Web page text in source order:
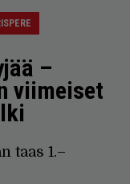
–
viimeiset
taas 1.–